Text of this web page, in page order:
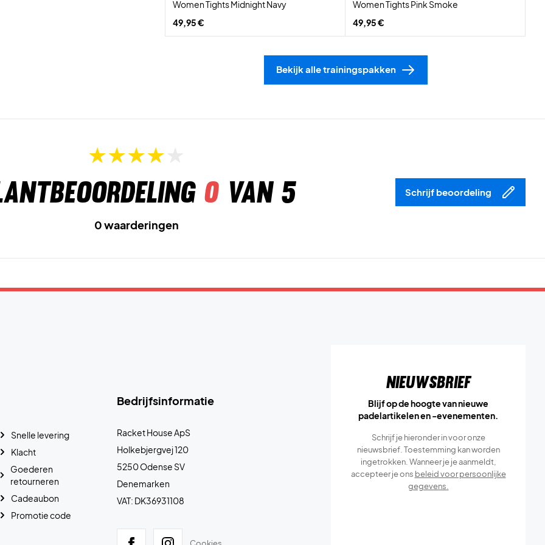
Women Tights Midnight Navy
49,95 €
Women Tights Pink Smoke
49,95 €
Bekijk alle trainingspakken
0van 5 Schrijf beoordeling
0 waarderingen
Bedrijfsinformatie
Racket House ApS
Holkebjergvej 120
5250 Odense SV
Denemarken
VAT: DK36931108
Cookies
Snelle levering
Klacht
Goederen
retourneren
Cadeaubon
Promotie code
Nieuwsbrief
Blijf op de hoogte van nieuwe
padelartikelen en -evenementen.
Schrijf je hieronder in voor onze
nieuwsbrief. Toestemming kan worden
ingetrokken. Wanneer je je aanmeldt,
accepteer je ons beleid voor persoonlijke
gegevens.